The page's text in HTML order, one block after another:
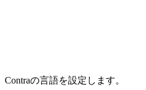
Contraの言語を設定します。